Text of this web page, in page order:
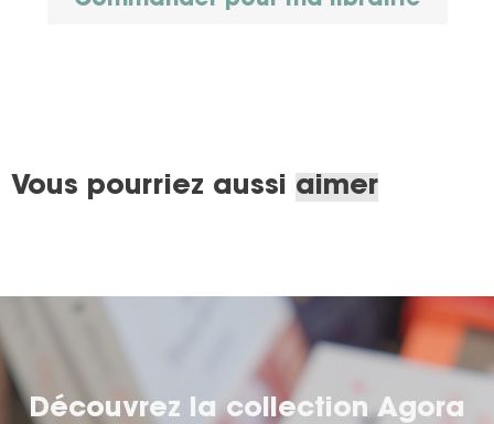
Vous pourriez aussi aimer
Découvrez la collectionAgora